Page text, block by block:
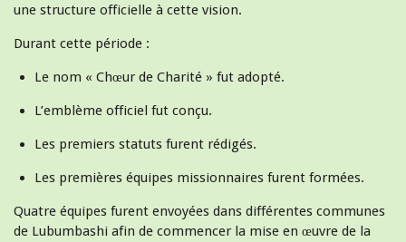
une structure officielle à cette vision.
Durant cette période :
Le nom « Chœur de Charité » fut adopté.
L’emblème officiel fut conçu.
Les premiers statuts furent rédigés.
Les premières équipes missionnaires furent formées.
Quatre équipes furent envoyées dans différentes communes
de Lubumbashi afin de commencer la mise en œuvre de la